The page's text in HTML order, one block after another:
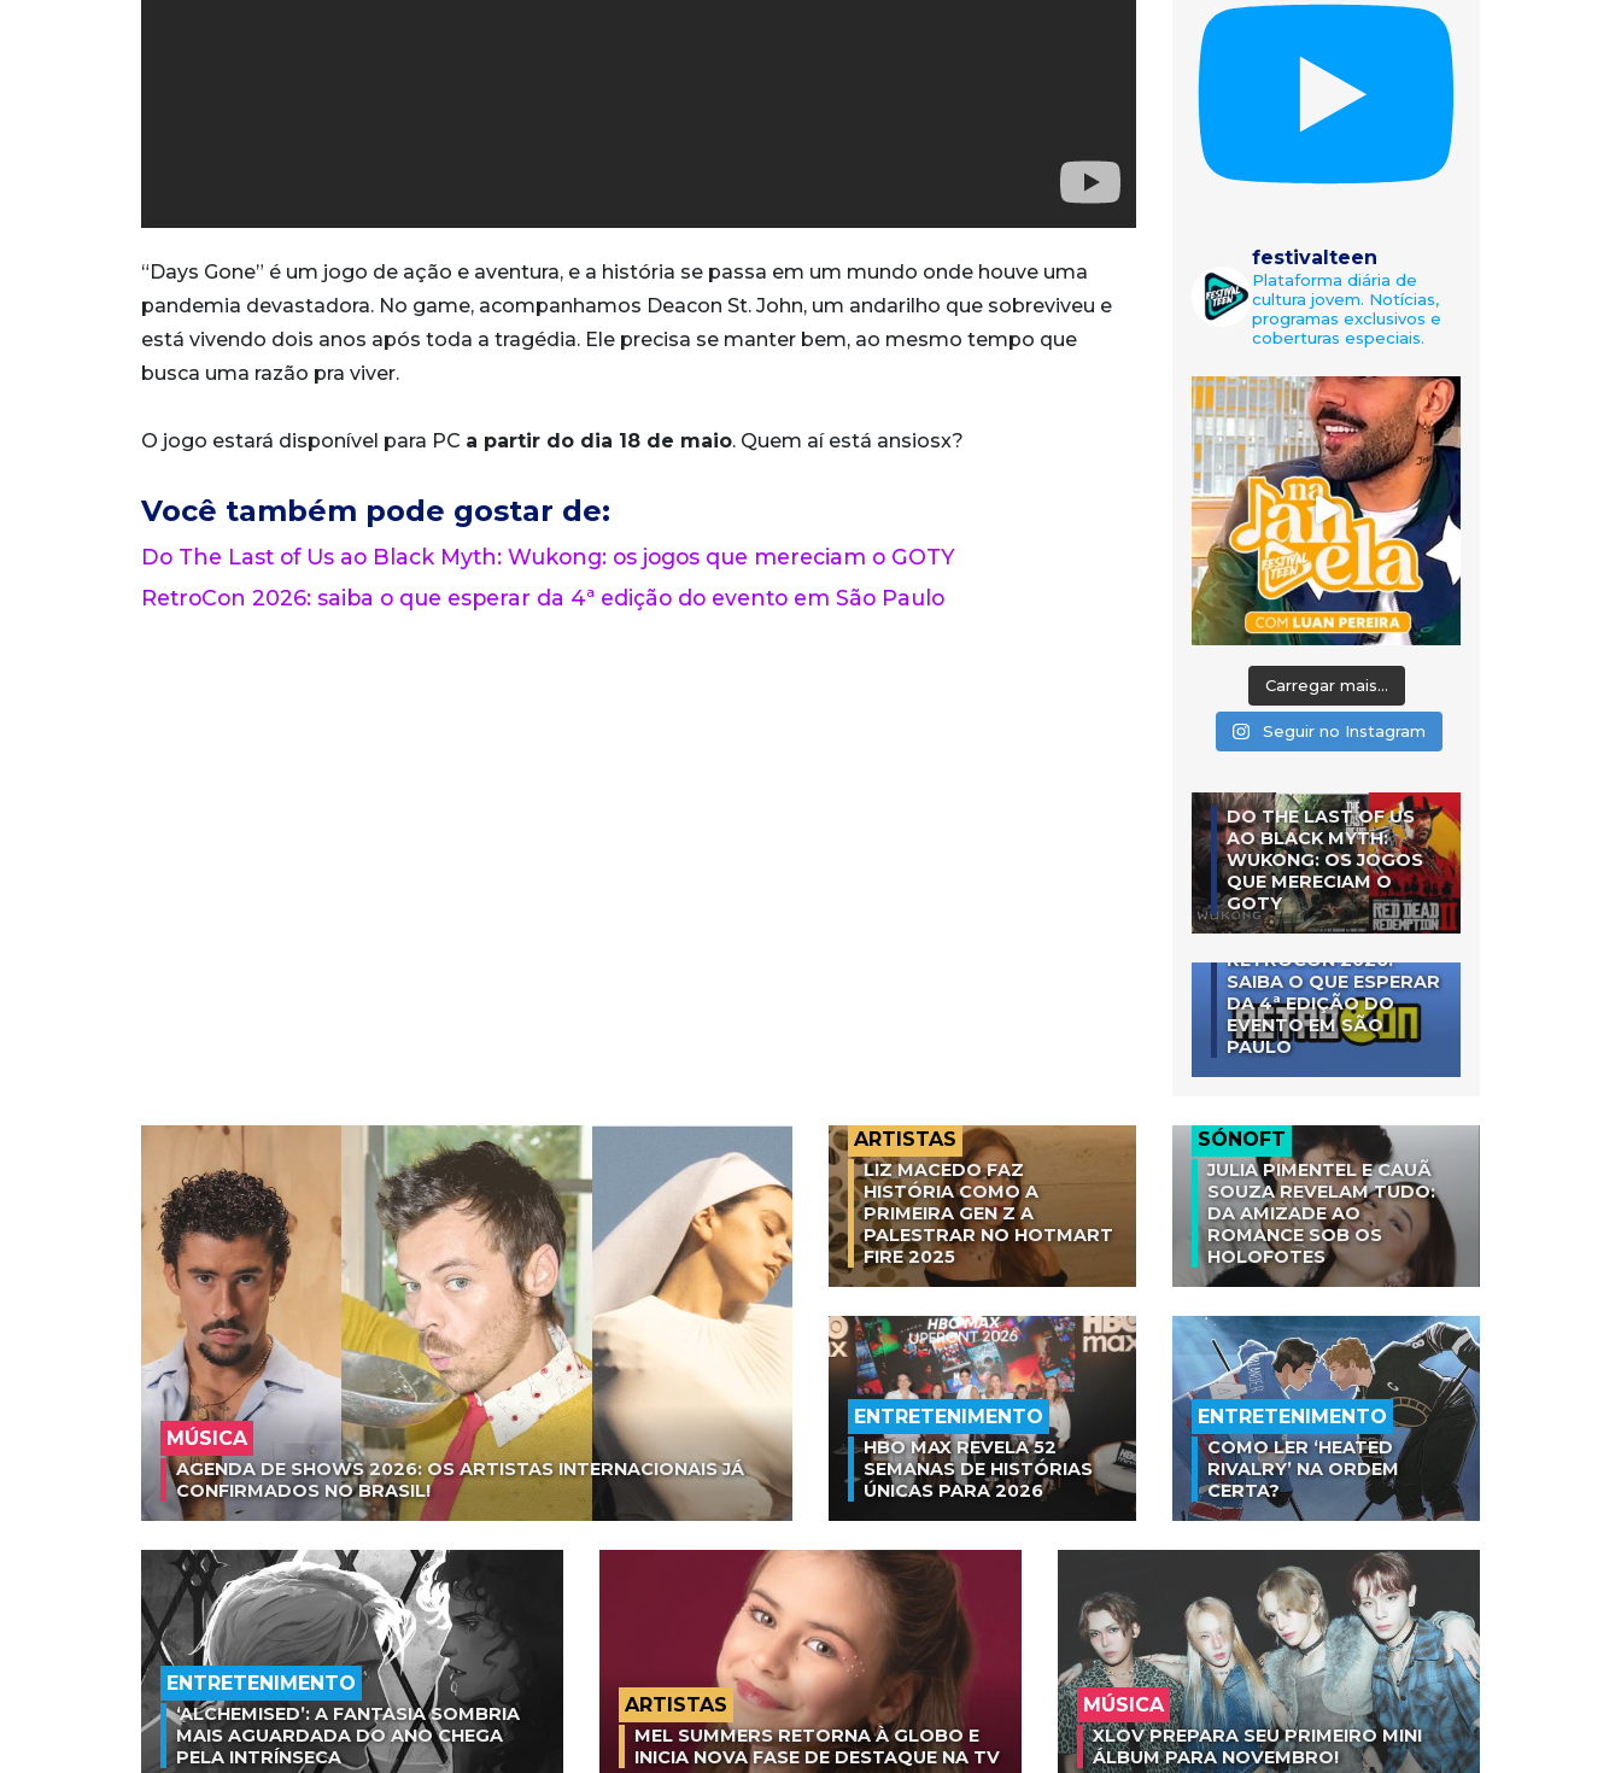
“Days Gone” é um jogo de ação e aventura, e a história se passa em um mundo onde houve uma
pandemia devastadora. No game, acompanhamos Deacon St. John, um andarilho que sobreviveu e
está vivendo dois anos após toda a tragédia. Ele precisa se manter bem, ao mesmo tempo que
busca uma razão pra viver.
O jogo estará disponível para PC a partir do dia 18 de maio. Quem aí está ansiosx?
Você também pode gostar de:
Do The Last of Us ao Black Myth: Wukong: os jogos que mereciam o GOTY
RetroCon 2026: saiba o que esperar da 4ª edição do evento em São Paulo
festivalteen
Plataforma diária de
cultura jovem. Notícias,
programas exclusivos e
coberturas especiais.
Carregar mais...
Seguir no Instagram
DO THE LAST OF US
AO BLACK MYTH:
WUKONG: OS JOGOS
QUE MERECIAM O
GOTY
RETROCON 2026:
SAIBA O QUE ESPERAR
DA 4ª EDIÇÃO DO
EVENTO EM SÃO
PAULO
MÚSICA
AGENDA DE SHOWS 2026: OS ARTISTAS INTERNACIONAIS JÁ
CONFIRMADOS NO BRASIL!
ARTISTAS
LIZ MACEDO FAZ
HISTÓRIA COMO A
PRIMEIRA GEN Z A
PALESTRAR NO HOTMART
FIRE 2025
SÓNOFT
JULIA PIMENTEL E CAUÃ
SOUZA REVELAM TUDO:
DA AMIZADE AO
ROMANCE SOB OS
HOLOFOTES
ENTRETENIMENTO
HBO MAX REVELA 52
SEMANAS DE HISTÓRIAS
ÚNICAS PARA 2026
ENTRETENIMENTO
COMO LER ‘HEATED
RIVALRY’ NA ORDEM
CERTA?
ENTRETENIMENTO
‘ALCHEMISED’: A FANTASIA SOMBRIA
MAIS AGUARDADA DO ANO CHEGA
PELA INTRÍNSECA
ARTISTAS
MEL SUMMERS RETORNA À GLOBO E
INICIA NOVA FASE DE DESTAQUE NA TV
MÚSICA
XLOV PREPARA SEU PRIMEIRO MINI
ÁLBUM PARA NOVEMBRO!